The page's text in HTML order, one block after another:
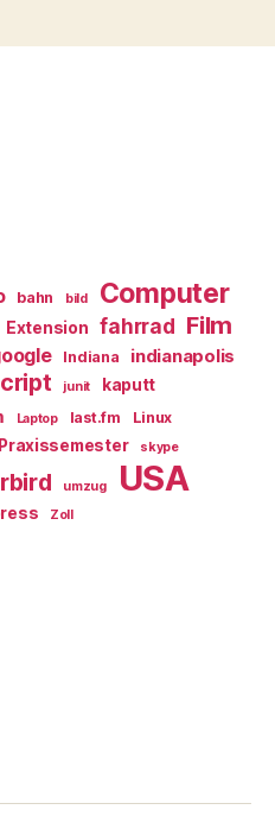
bahn bild Computer
Extension fahrrad Film
Indiana indianapolis
junit kaputt
Laptop last.fm Linux
Praxissemester skype
umzug USA
Zoll